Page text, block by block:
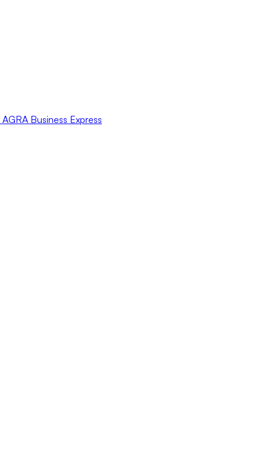
AGRA Business Express